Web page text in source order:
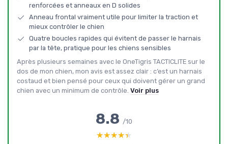
renforcées et anneaux en D solides
Anneau frontal vraiment utile pour limiter la traction et
mieux contrôler le chien
Quatre boucles rapides qui évitent de passer le harnais
par la tête, pratique pour les chiens sensibles
Après plusieurs semaines avec le OneTigris TACTICLITE sur le
dos de mon chien, mon avis est assez clair : c’est un harnais
costaud et bien pensé pour ceux qui doivent gérer un grand
chien avec un minimum de contrôle. Voir plus
8.8 /10
★★★★★
★★★★★